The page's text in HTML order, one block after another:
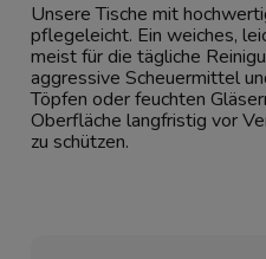
Unsere Tische mit
pflegeleicht. Ein weiches,
meist für die tägliche
aggressive Scheuermittel
Töpfen oder feuchten
Oberfläche langfristig vor
zu schützen.